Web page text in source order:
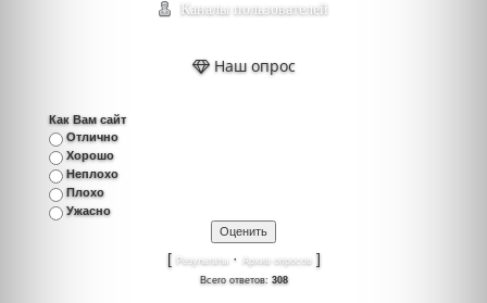
Каналы пользователей
Наш опрос
Как Вам сайт
Отлично
Хорошо
Неплохо
Плохо
Ужасно
[ Результаты · Архив опросов]
Всего ответов: 308